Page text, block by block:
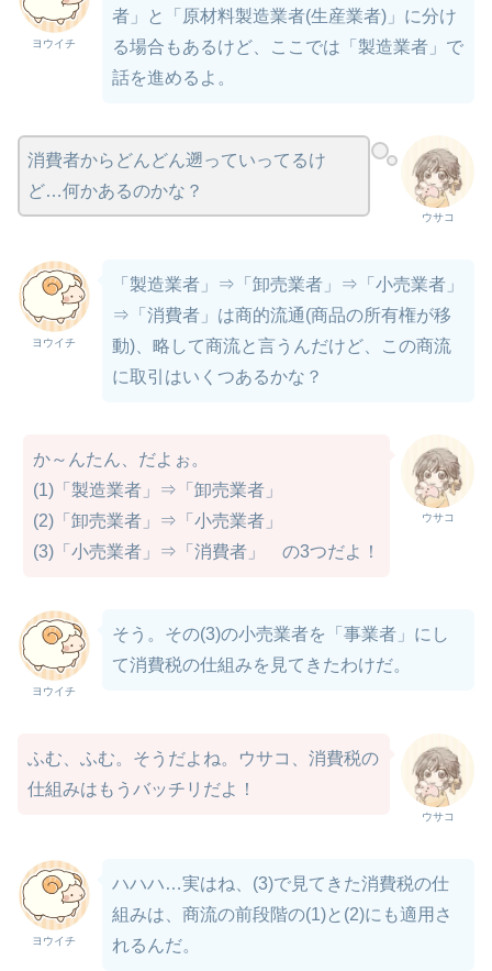
ヨウイチ
者」と「原材料製造業者(生産業者)」に分け
る場合もあるけど、ここでは「製造業者」で
話を進めるよ。
ウサコ
消費者からどんどん遡っていってるけ
ど…何かあるのかな？
ヨウイチ
「製造業者」⇒「卸売業者」⇒「小売業者」
⇒「消費者」は商的流通(商品の所有権が移
動)、略して商流と言うんだけど、この商流
に取引はいくつあるかな？
ウサコ
か～んたん、だよぉ。
(1)「製造業者」⇒「卸売業者」
(2)「卸売業者」⇒「小売業者」
(3)「小売業者」⇒「消費者」 の3つだよ！
ヨウイチ
そう。その(3)の小売業者を「事業者」にし
て消費税の仕組みを見てきたわけだ。
ウサコ
ふむ、ふむ。そうだよね。ウサコ、消費税の
仕組みはもうバッチリだよ！
ヨウイチ
ハハハ…実はね、(3)で見てきた消費税の仕
組みは、商流の前段階の(1)と(2)にも適用さ
れるんだ。